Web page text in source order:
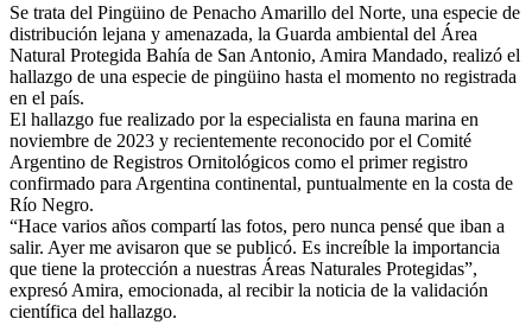
Se trata del Pingüino de Penacho Amarillo del Norte, una especie de
distribución lejana y amenazada, la Guarda ambiental del Área
Natural Protegida Bahía de San Antonio, Amira Mandado, realizó el
hallazgo de una especie de pingüino hasta el momento no registrada
en el país.
El hallazgo fue realizado por la especialista en fauna marina en
noviembre de 2023 y recientemente reconocido por el Comité
Argentino de Registros Ornitológicos como el primer registro
confirmado para Argentina continental, puntualmente en la costa de
Río Negro.
“Hace varios años compartí las fotos, pero nunca pensé que iban a
salir. Ayer me avisaron que se publicó. Es increíble la importancia
que tiene la protección a nuestras Áreas Naturales Protegidas”,
expresó Amira, emocionada, al recibir la noticia de la validación
científica del hallazgo.